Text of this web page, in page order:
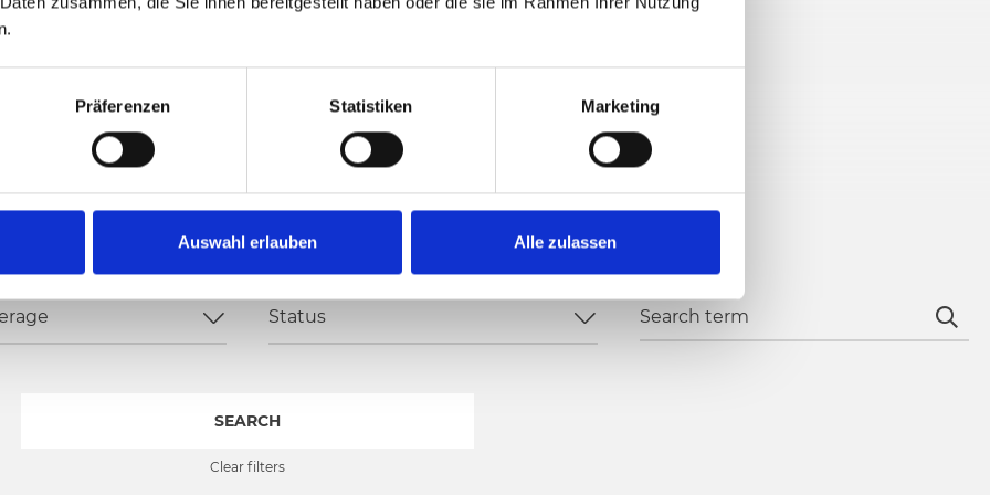
Präferenzen Statistiken Marketing
Auswahl erlauben Alle zulassen
Status Search term
SEARCH
Clear filters